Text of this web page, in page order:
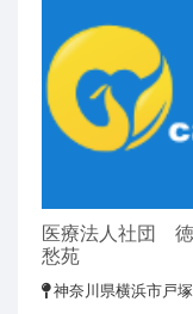
医療法人社団
愁苑
神奈川県横浜市戸